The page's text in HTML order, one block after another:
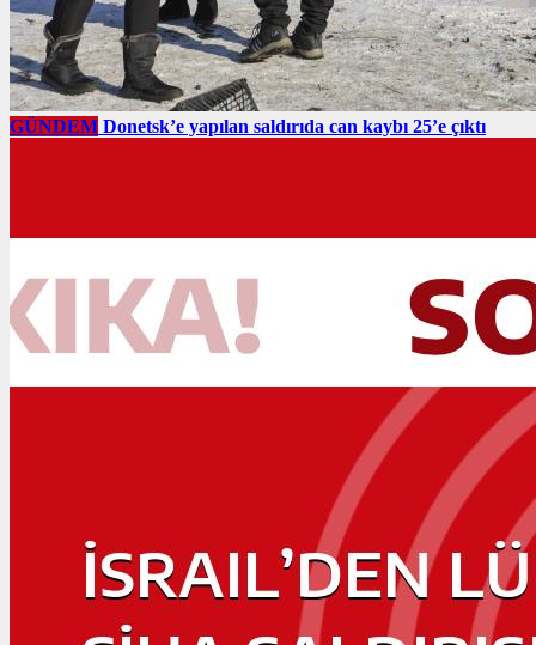
GÜNDEM Donetsk’e yapılan saldırıda can kaybı 25’e çıktı